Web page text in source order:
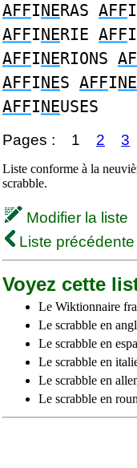
AFFINERAS AFFI
AFFINERIE AFFI
AFFINERIONS
AFFINES AFFINE
AFFINEUSES
Pages : 1 2 3
Liste conforme à la
scrabble.
Modifier la liste
Liste précédente
Voyez cette
Le Wiktionnaire
Le scrabble en
Le scrabble en
Le scrabble en
Le scrabble en
Le scrabble en